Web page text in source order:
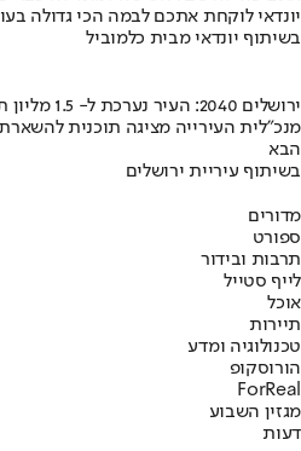
יונדאי לוקחת אתכם לבמה הכי גדולה
בשיתוף יונדאי מבית כלמוביל
ירושלים 2040: העיר נערכת ל- 1.5 מליון תושבים
מנכ"לית העירייה מציגה תוכנית
הבא
בשיתוף עיריית ירושלים
מדורים
ספורט
תרבות ובידור
לייף סטייל
אוכל
תיירות
טכנולוגיה ומדע
הורוסקופ
ForReal
מגזין השבוע
דעות